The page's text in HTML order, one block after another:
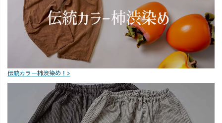
伝統カラー柿渋染め！>